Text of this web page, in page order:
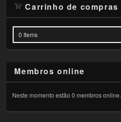
Carrinho de compras
0 Items
Membros online
Neste momento estão 0 membros online.